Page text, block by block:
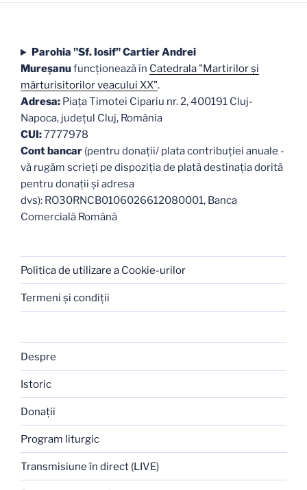
Parohia "Sf. Iosif" Cartier Andrei
Mureşanufuncţionează în Catedrala "Martirilor şi
mărturisitorilor veacului XX".
Adresa: Piaţa Timotei Cipariu nr. 2, 400191 Cluj-
Napoca, judeţul Cluj, România
CUI:7777978
Cont bancar (pentru donații/ plata contribuției anuale -
vă rugăm scrieți pe dispoziția de plată destinația dorită
pentru donații și adresa
dvs): RO30RNCB0106026612080001, Banca
Comercială Română
Politica de utilizare a Cookie-urilor
Termeni şi condiţii
Despre
Istoric
Donaţii
Program liturgic
Transmisiune în direct (LIVE)